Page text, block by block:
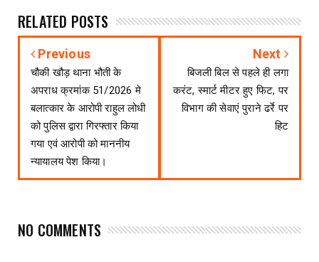
RELATED POSTS
Previous
चौकी खौड़ थाना भौती के
अपराध क्रमांक 51/2026 मे
बलात्कार के आरोपी राहुल लोधी
को पुलिस द्वारा गिरफ्तार किया
गया एवं आरोपी को माननीय
न्यायालय पेश किया।
Next
बिजली बिल से पहले ही लगा
करंट, स्मार्ट मीटर हुए फिट, पर
विभाग की सेवाएं पुराने ढर्रे पर
हिट
NO COMMENTS